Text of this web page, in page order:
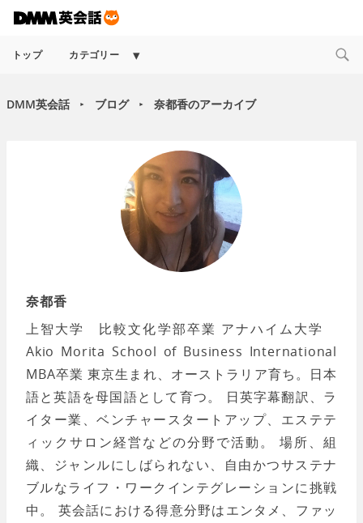
トップ カテゴリー
DMM英会話 ► ブログ ► 奈都香のアーカイブ
奈都香
上智大学 比較文化学部卒業 アナハイム大学
Akio Morita School of Business International
MBA卒業 東京生まれ、オーストラリア育ち。日本
語と英語を母国語として育つ。 日英字幕翻訳、ラ
イター業、ベンチャースタートアップ、エステテ
ィックサロン経営などの分野で活動。 場所、組
織、ジャンルにしばられない、自由かつサステナ
ブルなライフ・ワークインテグレーションに挑戦
中。 英会話における得意分野はエンタメ、ファッ